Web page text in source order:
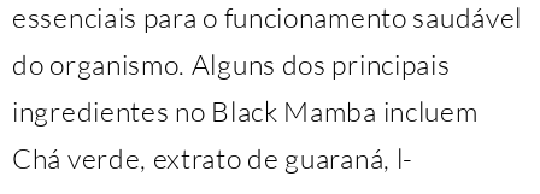
essenciais para o funcionamento saudável
do organismo. Alguns dos principais
ingredientes no Black Mamba incluem
Chá verde, extrato de guaraná, l-